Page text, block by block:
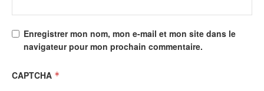
Enregistrer mon nom, mon e-mail et mon site dans le
navigateur pour mon prochain commentaire.
CAPTCHA *